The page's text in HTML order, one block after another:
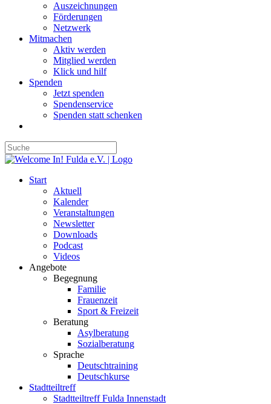
Auszeichnungen
Förderungen
Netzwerk
Mitmachen
Aktiv werden
Mitglied werden
Klick und hilf
Spenden
Jetzt spenden
Spendenservice
Spenden statt schenken
Start
Aktuell
Kalender
Veranstaltungen
Newsletter
Downloads
Podcast
Videos
Angebote
Begegnung
Familie
Frauenzeit
Sport & Freizeit
Beratung
Asylberatung
Sozialberatung
Sprache
Deutschtraining
Deutschkurse
Stadtteiltreff
Stadtteiltreff Fulda Innenstadt